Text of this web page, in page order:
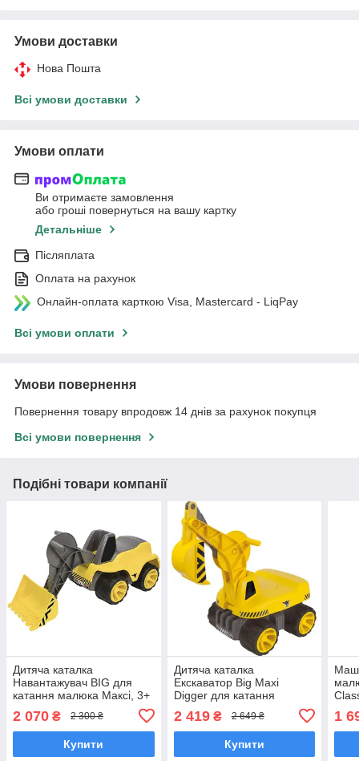
Умови доставки
Нова Пошта
Всі умови доставки
Умови оплати
Ви отримаєте замовлення
або гроші повернуться на вашу картку
Детальніше
Післяплата
Оплата на рахунок
Онлайн-оплата карткою Visa, Mastercard - LiqPay
Всі умови оплати
Умови повернення
Повернення товару впродовж 14 днів за рахунок покупця
Всі умови повернення
Подібні товари компанії
Дитяча каталка
Навантажувач BIG для
катання малюка Максі, 3+
2 070 ₴ 2 300 ₴
Купити
Дитяча каталка
Екскаватор Big Maxi
Digger для катання
малюка (55811) толокар
2 419₴ 2 649 ₴
Купити
1